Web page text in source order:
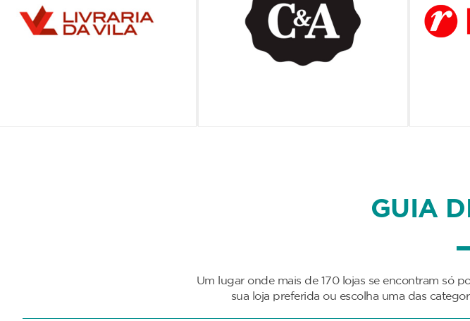
GUIA
Um lugar onde mais de 170 lojas se encontram só
sua loja preferida ou escolha uma das